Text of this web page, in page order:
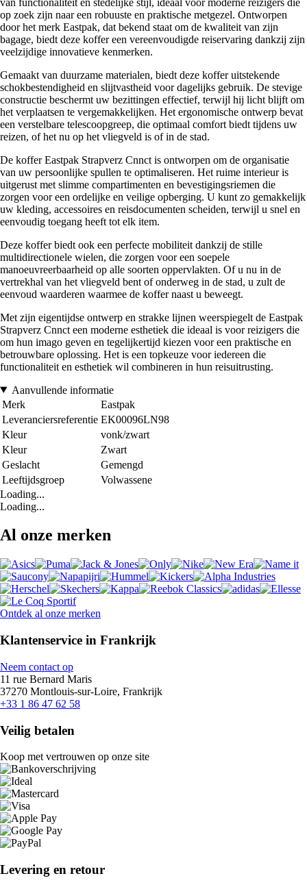
op zoek zijn naar een robuuste en praktische metgezel. Ontworpen
door het merk Eastpak, dat bekend staat om de kwaliteit van zijn
bagage, biedt deze koffer een vereenvoudigde reiservaring dankzij zijn
veelzijdige innovatieve kenmerken.
Gemaakt van duurzame materialen, biedt deze koffer uitstekende
schokbestendigheid en slijtvastheid voor dagelijks gebruik. De stevige
constructie beschermt uw bezittingen effectief, terwijl hij licht blijft om
het verplaatsen te vergemakkelijken. Het ergonomische ontwerp bevat
een verstelbare telescoopgreep, die optimaal comfort biedt tijdens uw
reizen, of het nu op het vliegveld is of in de stad.
De koffer Eastpak Strapverz Cnnct is ontworpen om de organisatie
van uw persoonlijke spullen te optimaliseren. Het ruime interieur is
uitgerust met slimme compartimenten en bevestigingsriemen die
zorgen voor een ordelijke en veilige opberging. U kunt zo gemakkelijk
uw kleding, accessoires en reisdocumenten scheiden, terwijl u snel en
eenvoudig toegang heeft tot elk item.
Deze koffer biedt ook een perfecte mobiliteit dankzij de stille
multidirectionele wielen, die zorgen voor een soepele
manoeuvreerbaarheid op alle soorten oppervlakten. Of u nu in de
vertrekhal van het vliegveld bent of onderweg in de stad, u zult de
eenvoud waarderen waarmee de koffer naast u beweegt.
Met zijn eigentijdse ontwerp en strakke lijnen weerspiegelt de Eastpak
Strapverz Cnnct een moderne esthetiek die ideaal is voor reizigers die
om hun imago geven en tegelijkertijd kiezen voor een praktische en
betrouwbare oplossing. Het is een topkeuze voor iedereen die
functionaliteit en esthetiek wil combineren in hun reisuitrusting.
Aanvullende informatie
Merk
Eastpak
Leveranciersreferentie EK00096LN98
Kleur
vonk/zwart
Kleur
Zwart
Geslacht
Gemengd
Leeftijdsgroep
Volwassene
Loading...
Loading...
Al onze merken
Ontdek al onze merken
Klantenservice in Frankrijk
Neem contact op
11 rue Bernard Maris
37270 Montlouis-sur-Loire, Frankrijk
+33 1 86 47 62 58
Veilig betalen
Koop met vertrouwen op onze site
Levering en retour